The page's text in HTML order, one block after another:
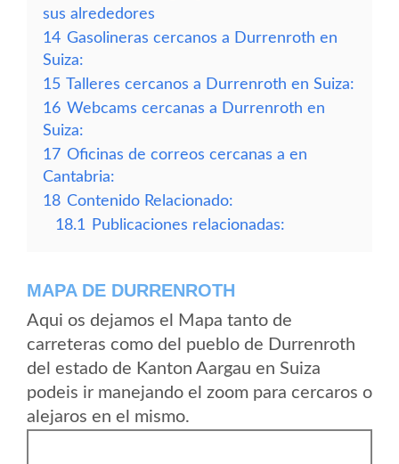
sus alrededores
14 Gasolineras cercanos a Durrenroth en
Suiza:
15 Talleres cercanos a Durrenroth en Suiza:
16 Webcams cercanas a Durrenroth en
Suiza:
17 Oficinas de correos cercanas a en
Cantabria:
18 Contenido Relacionado:
18.1
Publicaciones relacionadas:
MAPA DE DURRENROTH
Aqui os dejamos el Mapa tanto de
carreteras como del pueblo de Durrenroth
del estado de Kanton Aargau en Suiza
podeis ir manejando el zoom para cercaros o
alejaros en el mismo.